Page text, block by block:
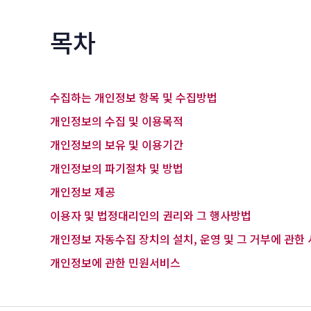
목차
수집하는 개인정보 항목 및 수집방법
개인정보의 수집 및 이용목적
개인정보의 보유 및 이용기간
개인정보의 파기절차 및 방법
개인정보 제공
이용자 및 법정대리인의 권리와 그 행사방법
개인정보 자동수집 장치의 설치, 운영 및 그 거부에 관한
개인정보에 관한 민원서비스